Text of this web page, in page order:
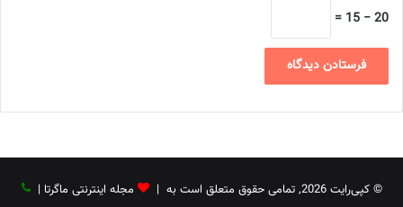
20 − 15 =
© کپی‌رایت 2026, تمامی حقوق متعلق است به | مجله اینترنتی ماگرتا |